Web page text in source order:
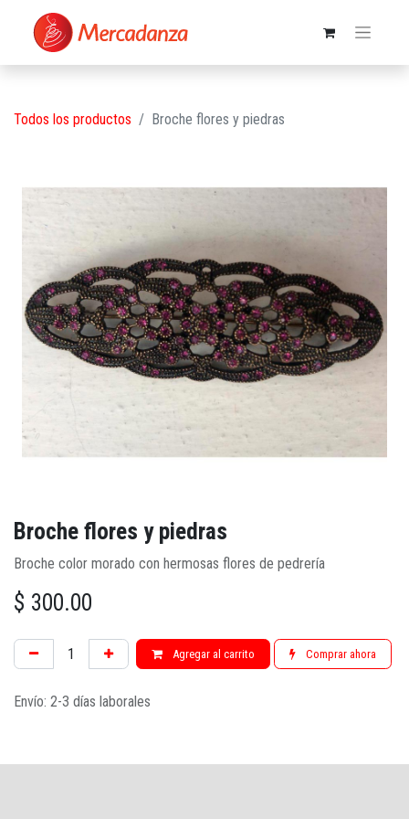
Todos los productos Broche flores y piedras
Broche flores y piedras
Broche color morado con hermosas flores de pedrería
$ 300.00
Agregar al carrito Comprar ahora
Envío: 2-3 días laborales